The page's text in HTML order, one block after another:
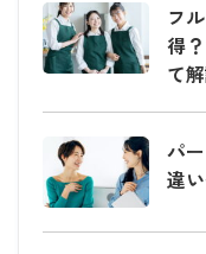
フ
得
て
パ
違